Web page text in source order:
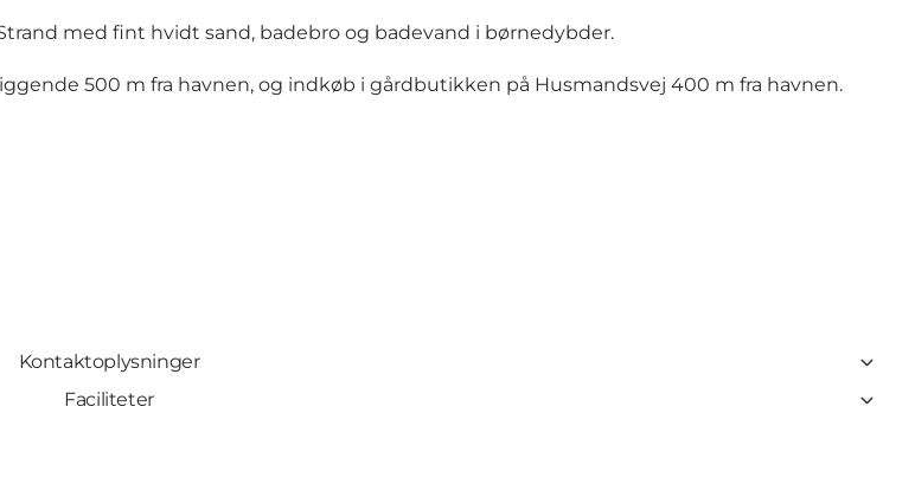
med fint hvidt sand, badebro og badevand i børnedybder.
500 m fra havnen, og indkøb i gårdbutikken på Husmandsvej 400 m fra havnen.
Kontaktoplysninger
Faciliteter